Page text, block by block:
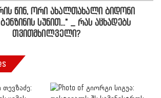
წინ, ორი ახალთახალი ბიდონი
სუნით..." _ რას აცხადებს
თვითმხილველი?